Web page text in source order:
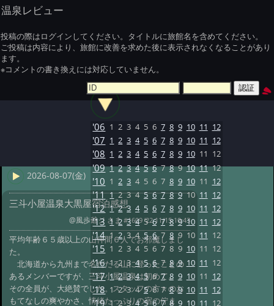
温泉レビュー
投稿の際はログインしてください。タイトルに旅館名を含めてください。
ご投稿は内容により、旅館に改善を求めた後に表示されなくなることがあり
ます。
※コメントの書き換えには対応していません。
2026-08-07(金)
三斗小屋温泉大黒屋宿泊感想
@風歩爺ジ さま#1609 '22 11/15 10:43
平均年齢６５歳以上の山仲間６人でお邪魔しまし
た。
北海道から九州まで名だたる山に登ったことの
あるメンバーですが、三斗小屋温泉は初めて。
その全員が、大絶賛でした。スタッフの方々のお
もてなしの爽やかさ、情緒たっぷりの宿の佇ま
'06 1 2 3 4 5 6 7 8 9 10 11 12
'07 1 2 3 4 5 6 7 8 9 10 11 12
'08 1 2 3 4 5 6 7 8 9 10 11 12
'09 1 2 3 4 5 6 7 8 9 10 11 12
'10 1 2 3 4 5 6 7 8 9 10 11 12
'11 1 2 3 4 5 6 7 8 9 10 11 12
'12 1 2 3 4 5 6 7 8 9 10 11 12
'13 1 2 3 4 5 6 7 8 9 10 11 12
'14 1 2 3 4 5 6 7 8 9 10 11 12
'15 1 2 3 4 5 6 7 8 9 10 11 12
'16 1 2 3 4 5 6 7 8 9 10 11 12
'17 1 2 3 4 5 6 7 8 9 10 11 12
'18 1 2 3 4 5 6 7 8 9 10 11 12
'19 1 2 3 4 5 6 7 8 9 10 11 12